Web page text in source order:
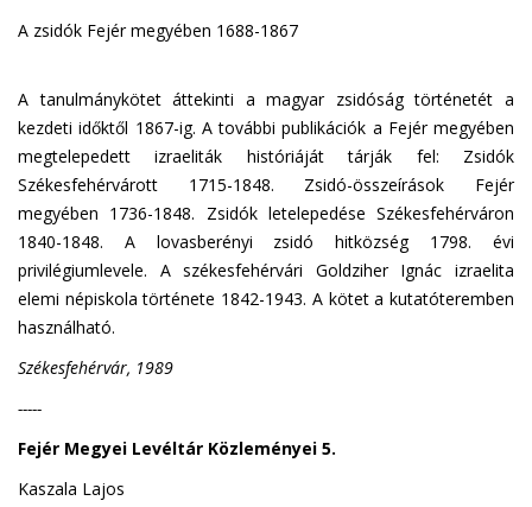
A zsidók Fejér megyében 1688-1867
A tanulmánykötet áttekinti a magyar zsidóság történetét a
kezdeti időktől 1867-ig. A további publikációk a Fejér megyében
megtelepedett izraeliták históriáját tárják fel: Zsidók
Székesfehérvárott 1715-1848. Zsidó-összeírások Fejér
megyében 1736-1848. Zsidók letelepedése Székesfehérváron
1840-1848. A lovasberényi zsidó hitközség 1798. évi
privilégiumlevele. A székesfehérvári Goldziher Ignác izraelita
elemi népiskola története 1842-1943. A kötet a kutatóteremben
használható.
Székesfehérvár, 1989
-----
Fejér Megyei Levéltár Közleményei 5.
Kaszala Lajos